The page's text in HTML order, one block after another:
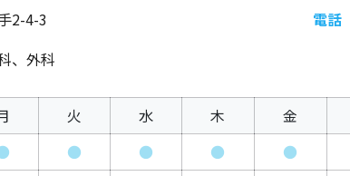
2-4-3 電話
、外科
火 水 木 金
● ● ● ●